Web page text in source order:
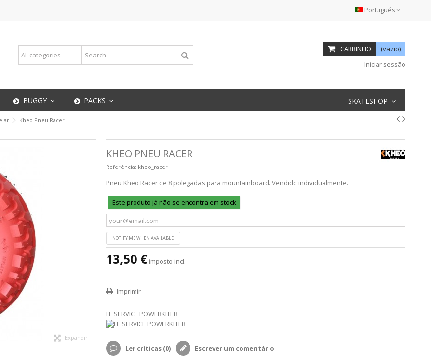
Portugués
CARRINHO
(vazio)
Iniciar sessão
BUGGY PACKS SKATESHOP
ar Kheo Pneu Racer
Expandir
KHEO PNEU RACER
Referência: kheo_racer
Pneu Kheo Racer de 8 polegadas para mountainboard. Vendido individualmente.
Este produto já não se encontra em stock
NOTIFY ME WHEN AVAILABLE
13,50 € imposto incl.
Imprimir
LE SERVICE POWERKITER
Ler críticas (0) Escrever um comentário